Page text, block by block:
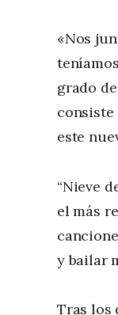
«Nos
grado
consiste
este
“Nieve
el más
y bailar
Tras los